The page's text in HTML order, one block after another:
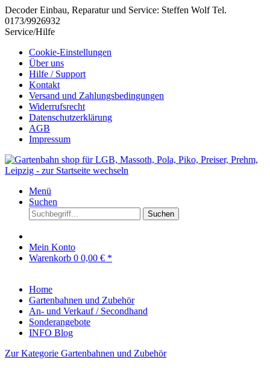
Decoder Einbau, Reparatur und Service: Steffen Wolf Tel.
0173/9926932
Service/Hilfe
Cookie-Einstellungen
Über uns
Hilfe / Support
Kontakt
Versand und Zahlungsbedingungen
Widerrufsrecht
Datenschutzerklärung
AGB
Impressum
Menü
Suchen
Suchen
Mein Konto
Warenkorb 0 0,00 € *
Home
Gartenbahnen und Zubehör
An- und Verkauf / Secondhand
Sonderangebote
INFO Blog
Zur Kategorie Gartenbahnen und Zubehör